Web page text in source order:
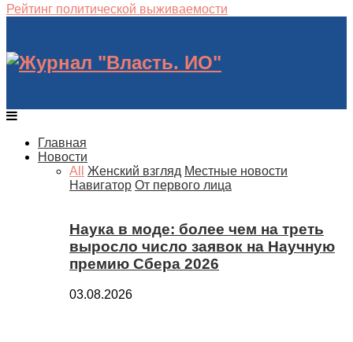
Рейтинг политической выживаемости
Главная
Новости
All
Женский взгляд Местные новости
Навигатор От первого лица
Наука в моде: более чем на треть
выросло число заявок на Научную
премию Сбера 2026
03.08.2026